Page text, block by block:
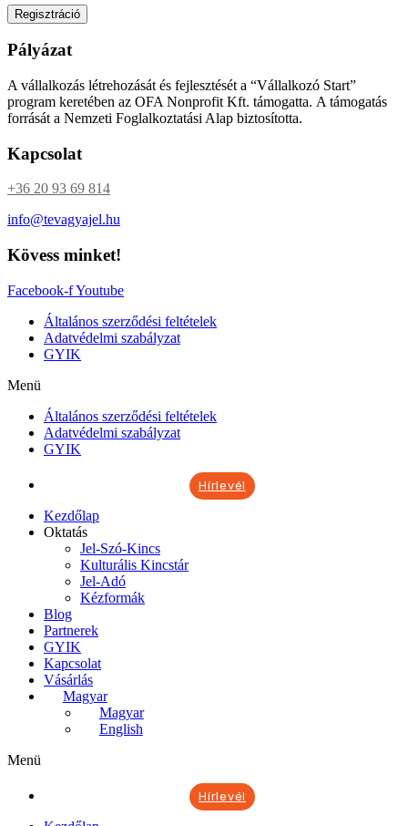
Regisztráció
Pályázat
A vállalkozás létrehozását és fejlesztését a “Vállalkozó Start”
program keretében az OFA Nonprofit Kft. támogatta. A támogatás
forrását a Nemzeti Foglalkoztatási Alap biztosította.
Kapcsolat
+36 20 93 69 814
info@tevagyajel.hu
Kövess minket!
Facebook-fYoutube
Általános szerződési feltételek
Adatvédelmi szabályzat
GYIK
Menü
Általános szerződési feltételek
Adatvédelmi szabályzat
GYIK
Hírlevél
Kezdőlap
Oktatás
Jel-Szó-Kincs
Kulturális Kincstár
Jel-Adó
Kézformák
Blog
Partnerek
GYIK
Kapcsolat
Vásárlás
Magyar
Magyar
English
Menü
Hírlevél